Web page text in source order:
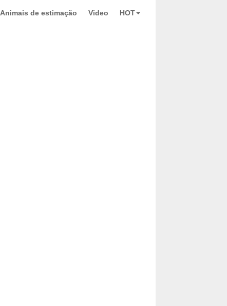
Animais de estimação Video HOT